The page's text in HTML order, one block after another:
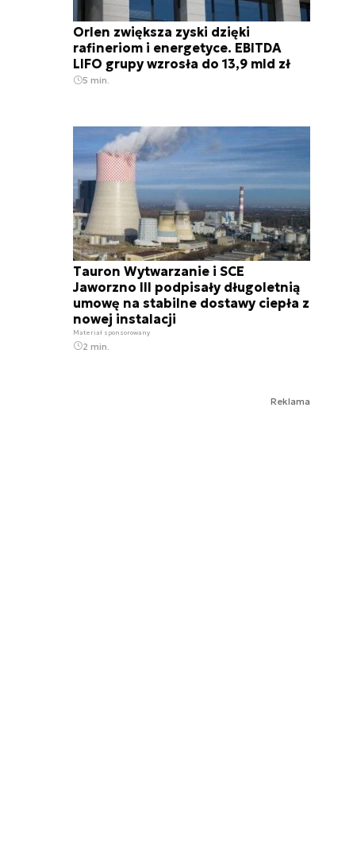
Orlen zwiększa zyski dzięki
rafineriom i energetyce. EBITDA
LIFO grupy wzrosła do 13,9 mld zł
5 min.
Tauron Wytwarzanie i SCE
Jaworzno III podpisały długoletnią
umowę na stabilne dostawy ciepła z
nowej instalacji
Materiał sponsorowany
2 min.
Reklama